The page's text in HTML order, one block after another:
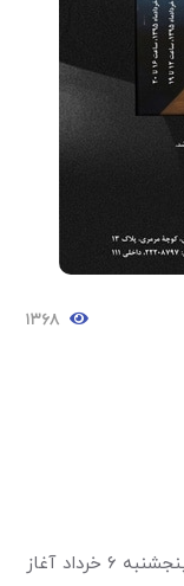
۱۳۶۸
نمایشگاه نقاشی «مهسا مشایخی» در روز پنجشنبه ۶ خرداد آغاز